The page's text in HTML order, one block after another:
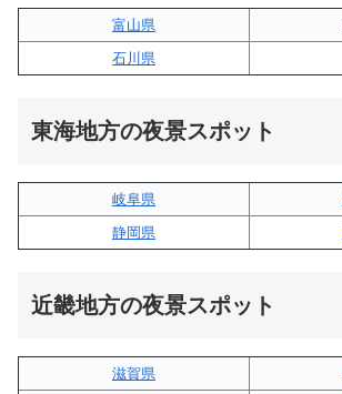
富山県
石川県
東海地方の夜景スポット
岐阜県
静岡県
近畿地方の夜景スポット
滋賀県